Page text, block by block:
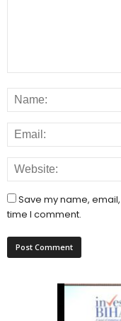
Save my name,
time I comment.